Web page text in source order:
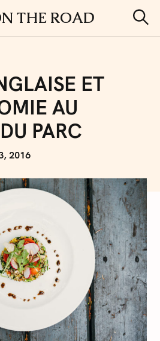
THE ROAD
e
ET
AU
PARC
2016